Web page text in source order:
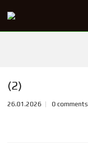
(2)
26.01.2026 0 comments